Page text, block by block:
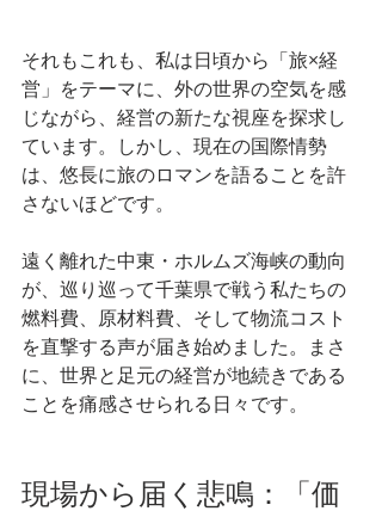
それもこれも、私は日頃から「旅×経
営」をテーマに、外の世界の空気を感
じながら、経営の新たな視座を探求し
ています。しかし、現在の国際情勢
は、悠長に旅のロマンを語ることを許
さないほどです。
遠く離れた中東・ホルムズ海峡の動向
が、巡り巡って千葉県で戦う私たちの
燃料費、原材料費、そして物流コスト
を直撃する声が届き始めました。まさ
に、世界と足元の経営が地続きである
ことを痛感させられる日々です。
現場から届く悲鳴：「価